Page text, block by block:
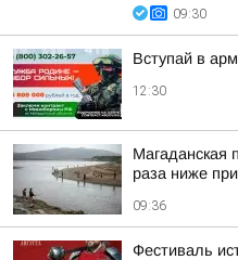
09:30
Вступай в
12:30
Магаданская
раза ниже
09:36
Фестиваль